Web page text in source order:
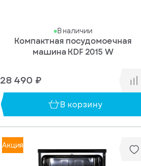
В наличии
Компактная посудомоечная
машина KDF 2015 W
28 490 ₽
В корзину
Акция